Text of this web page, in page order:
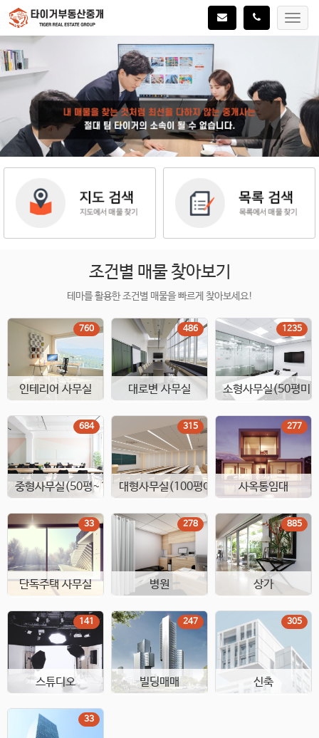
조건별 매물 찾아보기
테마를 활용한 조건별 매물을 빠르게 찾아보세요!
760
인테리어 사무실
486
대로변 사무실
1235
소형사무실(50평미
684
중형사무실(50평~100평)
315
대형사무실(100평이상)
277
사옥통임대
33
단독주택 사무실
278
병원
885
상가
141
스튜디오
247
빌딩매매
305
신축
33